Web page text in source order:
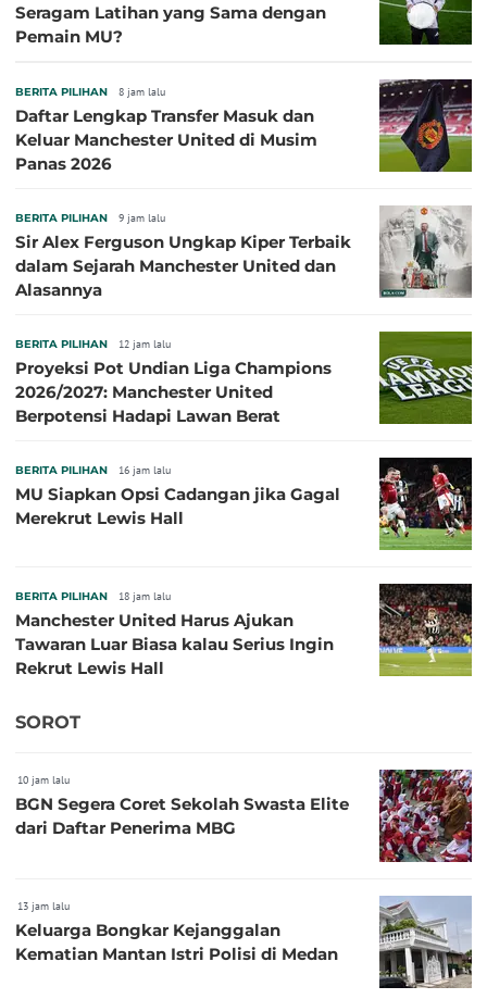
Seragam Latihan yang Sama dengan
Pemain MU?
BERITA PILIHAN 8 jam lalu
Daftar Lengkap Transfer Masuk dan
Keluar Manchester United di Musim
Panas 2026
BERITA PILIHAN 9 jam lalu
Sir Alex Ferguson Ungkap Kiper Terbaik
dalam Sejarah Manchester United dan
Alasannya
BERITA PILIHAN 12 jam lalu
Proyeksi Pot Undian Liga Champions
2026/2027: Manchester United
Berpotensi Hadapi Lawan Berat
BERITA PILIHAN 16 jam lalu
MU Siapkan Opsi Cadangan jika Gagal
Merekrut Lewis Hall
BERITA PILIHAN 18 jam lalu
Manchester United Harus Ajukan
Tawaran Luar Biasa kalau Serius Ingin
Rekrut Lewis Hall
SOROT
10 jam lalu
BGN Segera Coret Sekolah Swasta Elite
dari Daftar Penerima MBG
13 jam lalu
Keluarga Bongkar Kejanggalan
Kematian Mantan Istri Polisi di Medan